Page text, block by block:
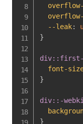
--leak:
}
font-
}
div::-
}